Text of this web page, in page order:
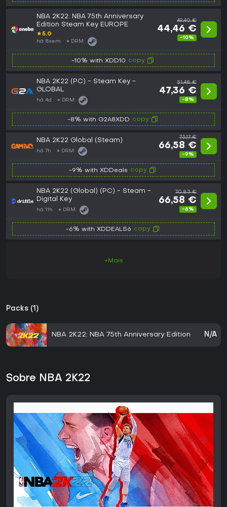
NBA 2K22: NBA 75th Anniversary
Edition Steam Key EUROPE
★5.0
há 8sem DRM:
49,40 €
44,46 €
-10%
-10% with XDD10 copy
NBA 2K22 (PC) - Steam Key -
GLOBAL
há 4d DRM:
51,48 €
47,36 €
-8%
-8% with G2A8XDD copy
NBA 2K22 Global (Steam)
há 7h DRM:
73,17 €
66,58 €
-9%
-9% with XDDeals copy
NBA 2K22 (Global) (PC) - Steam -
Digital Key
há 11h DRM:
70,83 €
66,58 €
-6%
-6% with XDDEALS6 copy
+Mais
Packs (1)
NBA 2K22: NBA 75th Anniversary Edition N/A
Sobre NBA 2K22